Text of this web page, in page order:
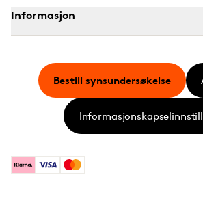
Informasjon
KlarnaVisa Mastercard
Bestill synsundersøkelse